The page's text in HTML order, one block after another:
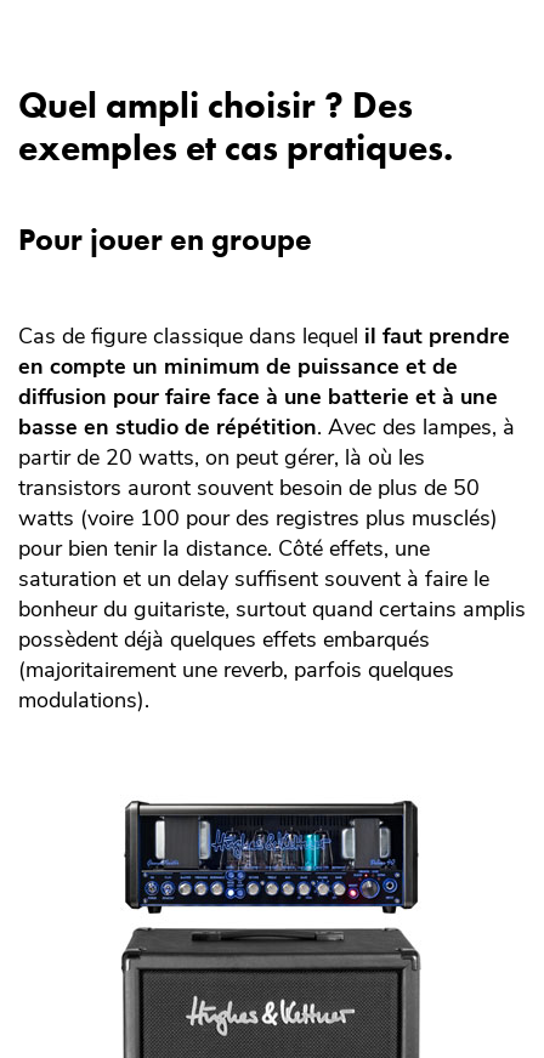
Quel ampli choisir ? Des
exemples et cas pratiques.
Pour jouer en groupe
Cas de figure classique dans lequel il faut prendre
en compte un minimum de puissance et de
diffusion pour faire face à une batterie et à une
basse en studio de répétition. Avec des lampes, à
partir de 20 watts, on peut gérer, là où les
transistors auront souvent besoin de plus de 50
watts (voire 100 pour des registres plus musclés)
pour bien tenir la distance. Côté effets, une
saturation et un delay suffisent souvent à faire le
bonheur du guitariste, surtout quand certains amplis
possèdent déjà quelques effets embarqués
(majoritairement une reverb, parfois quelques
modulations).